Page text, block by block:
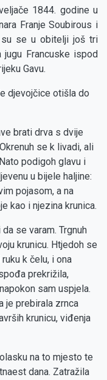
1844. godine u
Franje Soubirous i
su se u obitelji još tri
Francuske ispod
Gavu.
djevojčice otišla do
brati drva s dvije
se k livadi, ali
podigoh glavu i
u bijele haljine:
pojasom, a na
kao i njezina krunica.
se varam. Trgnuh
krunicu. Htjedoh se
k čelu, i ona
prekrižila,
sam uspjela.
je prebirala zrnca
krunicu, viđenja
na to mjesto te
dana. Zatražila